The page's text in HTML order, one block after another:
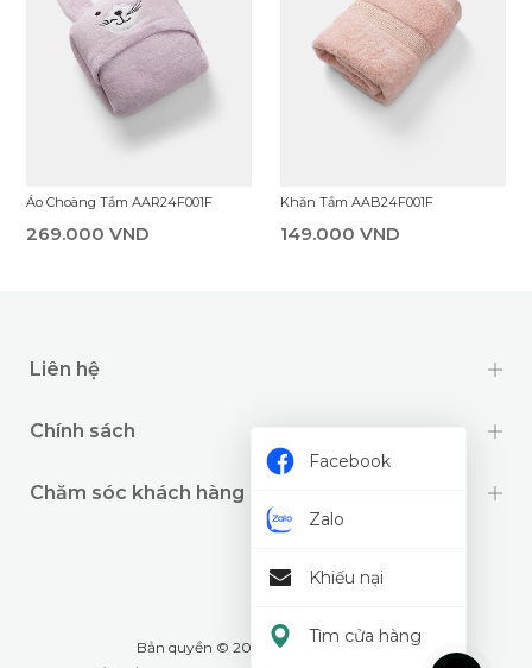
Áo Choàng Tắm AAR24F001F
269.000 VND
Khăn Tắm AAB24F001F
149.000 VND
Liên hệ
Chính sách
Chăm sóc khách hàng
Bản quyền © 2024 thuộc về Wookids
Facebook
Zalo
Khiếu nại
Tìm cửa hàng